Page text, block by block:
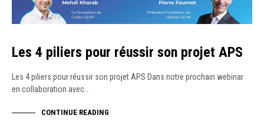
Les 4 piliers pour réussir son projet APS
Les 4 piliers pour réussir son projet APS Dans notre prochain webinar
en collaboration avec…
CONTINUE READING